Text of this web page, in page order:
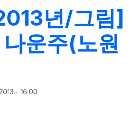
년/그림]
운주(노원
- 16:00
상 - 나운주(노원고2)에 대해